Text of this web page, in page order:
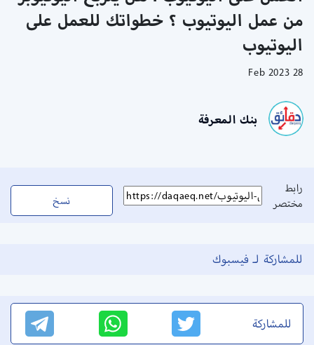
من عمل اليوتيوب ؟ خطواتك للعمل على
اليوتيوب
28 Feb 2023
بنك المعرفة
رابط
مختصر
نسخ
للمشاركة لـ فيسبوك
للمشاركة